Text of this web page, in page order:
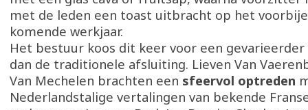
met de leden een toast uitbracht op het
komende werkjaar.
Het bestuur koos dit keer voor een
dan de traditionele afsluiting. Lieven Van
Van Mechelen brachten een sfeervol optreden
Nederlandstalige vertalingen van bekende